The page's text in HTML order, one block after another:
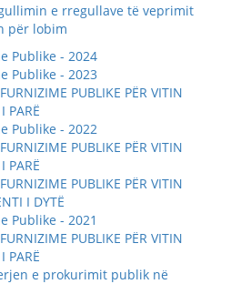
e rregullave të veprimit
për lobim
Publike - 2024
Publike - 2023
PUBLIKE PËR VITIN
PARË
Publike - 2022
PUBLIKE PËR VITIN
PARË
PUBLIKE PËR VITIN
I DYTË
Publike - 2021
PUBLIKE PËR VITIN
PARË
e prokurimit publik në